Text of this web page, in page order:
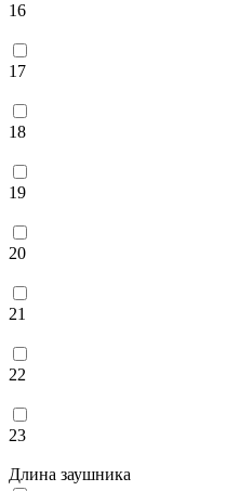
16
17
18
19
20
21
22
23
Длина заушника